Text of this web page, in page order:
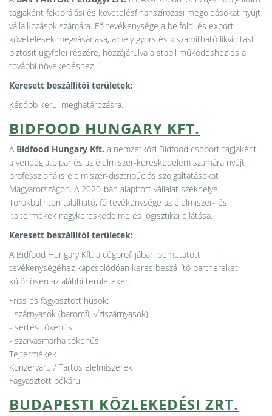
tagjaként faktorálási és követelésfinanszírozási megoldásokat nyújt
vállalkozások számára. Fő tevékenysége a belföldi és export
követelések megvásárlása, amely gyors és kiszámítható likviditást
biztosít ügyfelei részére, hozzájárulva a stabil működéshez és a
további növekedéshez.
Keresett beszállítói területek:
Később kerül meghatározásra.
BIDFOOD HUNGARY KFT.
A Bidfood Hungary Kft. a nemzetközi Bidfood csoport tagjaként
a vendéglátóipar és az élelmiszer-kereskedelem számára nyújt
professzionális élelmiszer-disztribúciós szolgáltatásokat
Magyarországon. A 2020-ban alapított vállalat székhelye
Törökbálinton található, fő tevékenysége az élelmiszer- és
italtermékek nagykereskedelme és logisztikai ellátása.
Keresett beszállítói területek:
A Bidfood Hungary Kft. a cégprofiljában bemutatott
tevékenységéhez kapcsolódóan keres beszállító partnereket
különösen az alábbi területeken:
Friss és fagyasztott húsok:
- szárnyasok (baromfi, víziszárnyasok)
- sertés tőkehús
- szarvasmarha tőkehús
Tejtermékek
Konzerváru / Tartós élelmiszerek
Fagyasztott pékáru.
BUDAPESTI KÖZLEKEDÉSI ZRT.